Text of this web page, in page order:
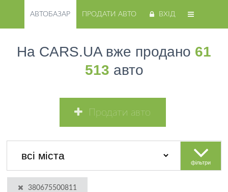
АВТОБАЗАР ПРОДАТИ АВТО ВХІД
На CARS.UA вже продано 61
513 авто
Продати авто
фільтри
380675500811